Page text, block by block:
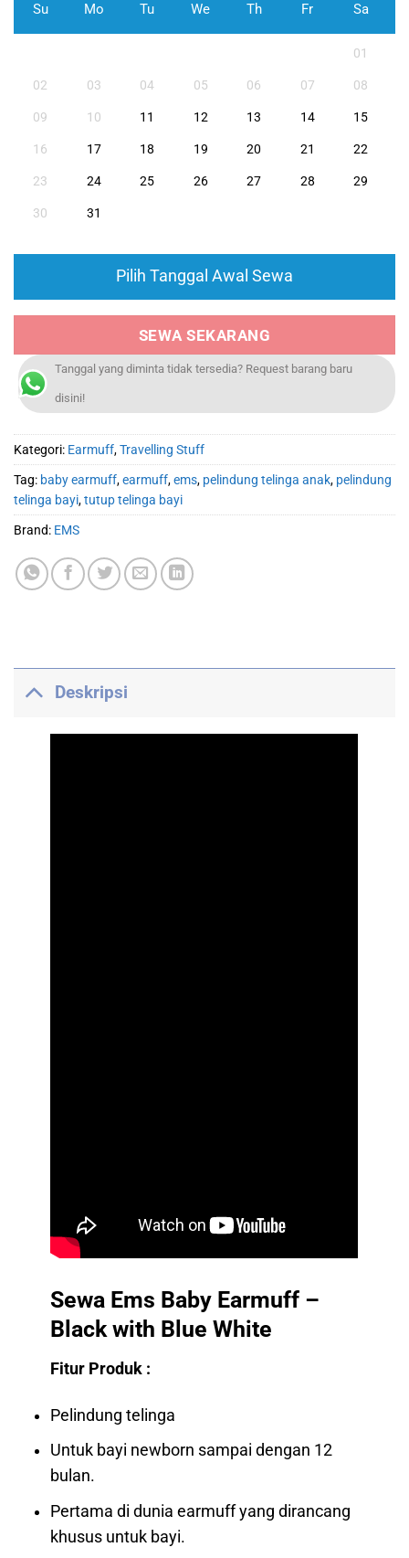
Su Mo Tu We Th Fr Sa
01
02 03 04 05 06 07 08
09 10 11 12 13 14 15
16 17 18 19 20 21 22
23 24 25 26 27 28 29
30 31
Pilih Tanggal Awal Sewa
SEWA SEKARANG
Tanggal yang diminta tidak tersedia? Request barang baru
disini!
Kategori: Earmuff,Travelling Stuff
Tag: baby earmuff,earmuff,ems, pelindung telinga anak, pelindung
telinga bayi,tutup telinga bayi
Brand: EMS
Deskripsi
Sewa Ems Baby Earmuff –
Black with Blue White
Fitur Produk :
Pelindung telinga
Untuk bayi newborn sampai dengan 12
bulan.
Pertama di dunia earmuff yang dirancang
khusus untuk bayi.